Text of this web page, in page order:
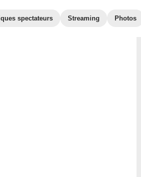
spectateurs Streaming Photos